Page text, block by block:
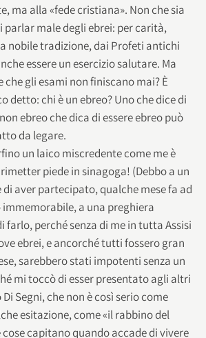
ma alla «fede cristiana». Non che sia
parlar male degli ebrei: per carità,
nobile tradizione, dai Profeti antichi
essere un esercizio salutare. Ma
gli esami non finiscano mai? È
detto: chi è un ebreo? Uno che dice di
ebreo che dica di essere ebreo può
da legare.
un laico miscredente come me è
piede in sinagoga! (Debbo a un
aver partecipato, qualche mese fa ad
immemorabile, a una preghiera
farlo, perché senza di me in tutta Assisi
ebrei, e ancorché tutti fossero gran
sarebbero stati impotenti senza un
mi toccò di esser presentato agli altri
Segni, che non è così serio come
esitazione, come «il rabbino del
capitano quando accade di vivere